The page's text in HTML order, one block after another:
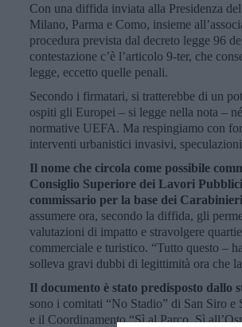
Con una diffida inviata alla Presidenza
Milano, Parma e Como, insieme
procedura prevista dal decreto legge 96
contestazione c’è l’articolo 9-ter, che
legge, eccetto quelle penali.
Secondo i firmatari, si tratterebbe di un
ospiti gli Europei – si legge nella nota –
normative UEFA. Ma respingiamo con
interventi urbanistici invasivi,
Il nome che circola come possibile
Consiglio Superiore dei Lavori
commissario per la base dei
assumere ora, secondo la diffida, gli
valutazioni di impatto e stravolgere
commerciale e turistico. “Tutto questo –
solleva gravi dubbi di legittimità ora che
Il documento è stato predisposto dallo
sono i comitati “No Stadio” di San Siro
e il Coordinamento “Sì al Parco, Sì